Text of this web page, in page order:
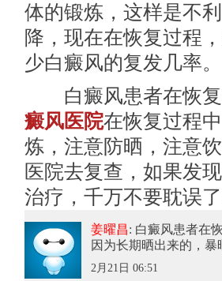
体的锻炼，这样是不
降，现在在恢复过程
少白癜风的复发几率。
白癜风患者在恢复
癜风医院在恢复过程
炼，注意防晒，注意
医院去复查，如果发
治疗，千万不要耽误了
姜曜昌: 白癜风患者在
因为长期晒出来的，
2月21日 06:51